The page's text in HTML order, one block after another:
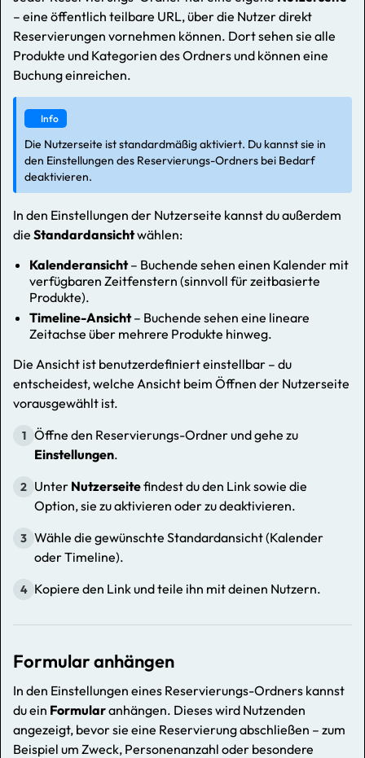
– eine öffentlich teilbare URL, über die Nutzer direkt
Reservierungen vornehmen können. Dort sehen sie alle
Produkte und Kategorien des Ordners und können eine
Buchung einreichen.
Info
Die Nutzerseite ist standardmäßig aktiviert. Du kannst sie in
den Einstellungen des Reservierungs-Ordners bei Bedarf
deaktivieren.
In den Einstellungen der Nutzerseite kannst du außerdem
die Standardansichtwählen:
Kalenderansicht– Buchende sehen einen Kalender mit
verfügbaren Zeitfenstern (sinnvoll für zeitbasierte
Produkte).
Timeline-Ansicht– Buchende sehen eine lineare
Zeitachse über mehrere Produkte hinweg.
Die Ansicht ist benutzerdefiniert einstellbar – du
entscheidest, welche Ansicht beim Öffnen der Nutzerseite
vorausgewählt ist.
1 Öffne den Reservierungs-Ordner und gehe zu
Einstellungen.
2 Unter Nutzerseitefindest du den Link sowie die
Option, sie zu aktivieren oder zu deaktivieren.
3 Wähle die gewünschte Standardansicht (Kalender
oder Timeline).
4 Kopiere den Link und teile ihn mit deinen Nutzern.
Formular anhängen
In den Einstellungen eines Reservierungs-Ordners kannst
du ein Formularanhängen. Dieses wird Nutzenden
angezeigt, bevor sie eine Reservierung abschließen – zum
Beispiel um Zweck, Personenanzahl oder besondere